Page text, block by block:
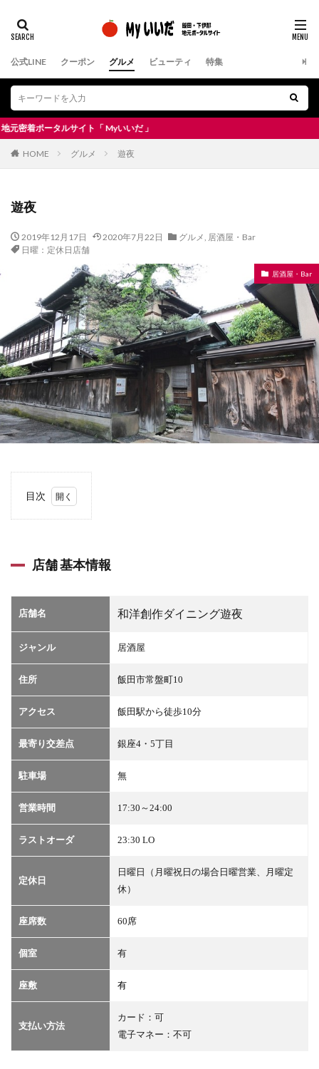
公式LINE クーポン グルメ ビューティ 特集
ータルサイト「 Myいいだ 」
HOME グルメ 遊夜
遊夜
2019年12月17日 2020年7月22日 グルメ, 居酒屋・Bar
日曜：定休日店舗
居酒屋・Bar
目次
情報
地図
4
問い
合わ
せ
5
クー
ポン
店舗 基本情報
店舗名 和洋創作ダイニング遊夜
ジャンル 居酒屋
住所 飯田市常盤町10
アクセス 飯田駅から徒歩10分
最寄り交差点 銀座4・5丁目
駐車場 無
営業時間 17:30～24:00
ラストオーダ 23:30 LO
定休日
日曜日（月曜祝日の場合日曜営業、月曜定
休）
座席数 60席
個室 有
座敷 有
支払い方法
カード：可
電子マネー：不可